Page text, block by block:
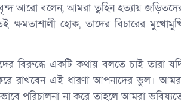
আরো বলেন, আমরা তুহিন হত্যায়
ক্ষমতাশালী হোক, তাদের বিচারের
বিরুদ্ধে একটি কথায় বলতে চাই তারা
রাখবেন এই ধারণা আপনাদের ভুল।
পরিচালনা না করে তাহলে আমরা